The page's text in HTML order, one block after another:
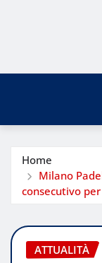
Home
Milano
consecutivo
ATTUALITÀ